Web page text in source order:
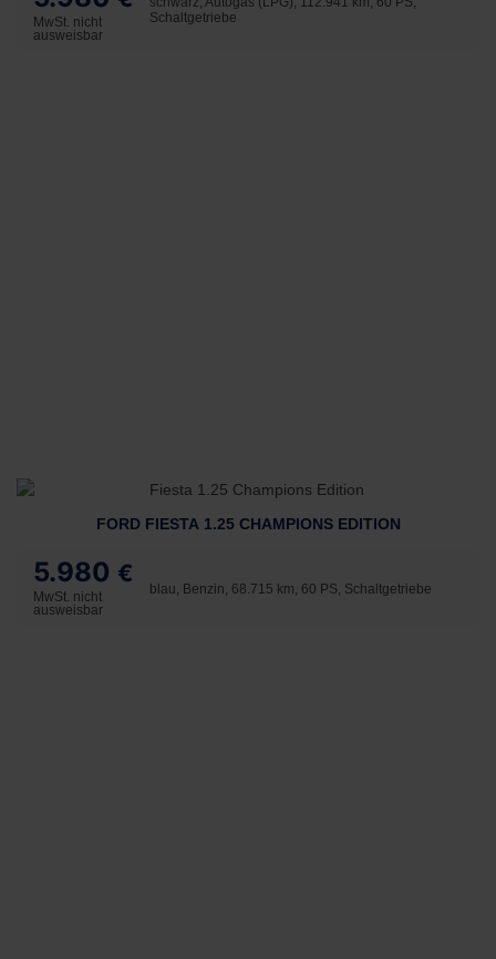
MwSt. nicht
ausweisbar
Schaltgetriebe
FORD FIESTA 1.25 CHAMPIONS EDITION
5.980 €
MwSt. nicht
ausweisbar
blau, Benzin, 68.715 km, 60 PS, Schaltgetriebe